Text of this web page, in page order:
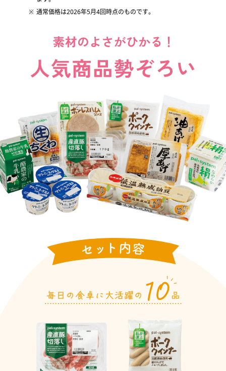
加入申し込み・資料請求
通常価格は2026年5月4回時点のものです。